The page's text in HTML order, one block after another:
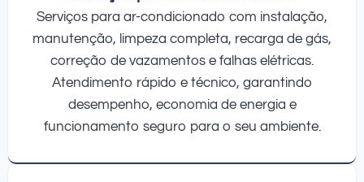
Serviços para ar-condicionado com instalação,
manutenção, limpeza completa, recarga de gás,
correção de vazamentos e falhas elétricas.
Atendimento rápido e técnico, garantindo
desempenho, economia de energia e
funcionamento seguro para o seu ambiente.